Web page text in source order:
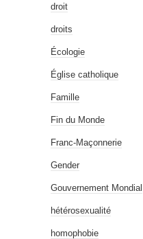
droit
droits
Écologie
Église catholique
Famille
Fin du Monde
Franc-Maçonnerie
Gender
Gouvernement Mondial
hétérosexualité
homophobie